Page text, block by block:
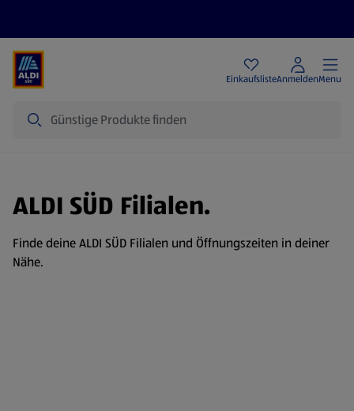
EinkaufslisteAnmeldenMenu
ALDI SÜD Filialen.
Finde deine ALDI SÜD Filialen und Öffnungszeiten in deiner
Nähe.